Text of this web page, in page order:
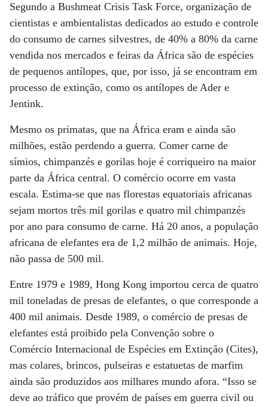
Segundo a Bushmeat Crisis Task Force, organização de
cientistas e ambientalistas dedicados ao estudo e controle
do consumo de carnes silvestres, de 40% a 80% da carne
vendida nos mercados e feiras da África são de espécies
de pequenos antílopes, que, por isso, já se encontram em
processo de extinção, como os antílopes de Ader e
Jentink.
Mesmo os primatas, que na África eram e ainda são
milhões, estão perdendo a guerra. Comer carne de
símios, chimpanzés e gorilas hoje é corriqueiro na maior
parte da África central. O comércio ocorre em vasta
escala. Estima-se que nas florestas equatoriais africanas
sejam mortos três mil gorilas e quatro mil chimpanzés
por ano para consumo de carne. Há 20 anos, a população
africana de elefantes era de 1,2 milhão de animais. Hoje,
não passa de 500 mil.
Entre 1979 e 1989, Hong Kong importou cerca de quatro
mil toneladas de presas de elefantes, o que corresponde a
400 mil animais. Desde 1989, o comércio de presas de
elefantes está proibido pela Convenção sobre o
Comércio Internacional de Espécies em Extinção (Cites),
mas colares, brincos, pulseiras e estatuetas de marfim
ainda são produzidos aos milhares mundo afora. “Isso se
deve ao tráfico que provém de países em guerra civil ou